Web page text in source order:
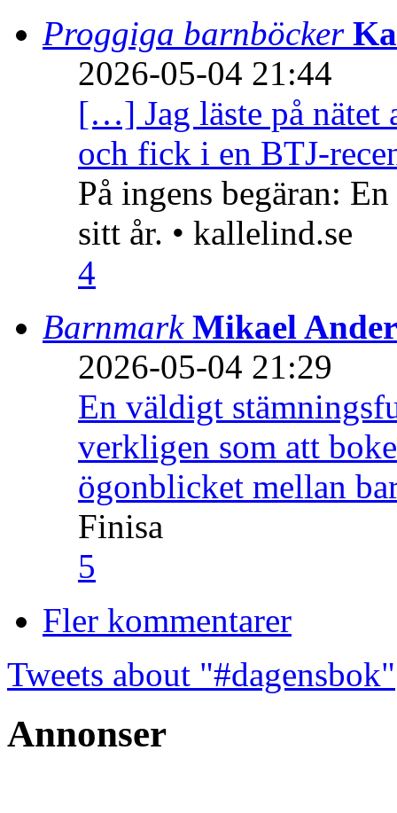
Proggiga barnböcker
2026-05-04 21:44
[…] Jag läste på nätet
och fick i en BTJ-
På ingens begäran:
sitt år. • kallelind.se
4
Barnmark Mikael
2026-05-04 21:29
En väldigt
verkligen som att
ögonblicket mellan
Finisa
5
Fler kommentarer
Tweets about "#dagensbok"
Annonser